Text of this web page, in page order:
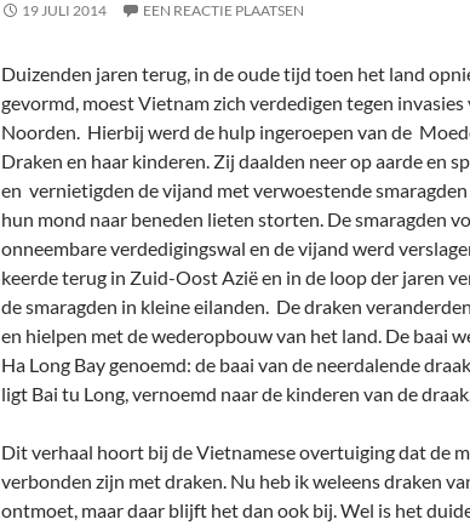
19 JULI 2014 EEN REACTIE PLAATSEN
Duizenden jaren terug, in de oude tijd toen het land
gevormd, moest Vietnam zich verdedigen tegen
Noorden. Hierbij werd de hulp ingeroepen van de
Draken en haar kinderen. Zij daalden neer op aarde en
en vernietigden de vijand met verwoestende
hun mond naar beneden lieten storten. De smaragden
onneembare verdedigingswal en de vijand werd
keerde terug in Zuid-Oost Azië en in de loop der jaren
de smaragden in kleine eilanden. De draken
en hielpen met de wederopbouw van het land. De baai
Ha Long Bay genoemd: de baai van de neerdalende
ligt Bai tu Long, vernoemd naar de kinderen van de
Dit verhaal hoort bij de Vietnamese overtuiging dat de
verbonden zijn met draken. Nu heb ik weleens draken
ontmoet, maar daar blijft het dan ook bij. Wel is het